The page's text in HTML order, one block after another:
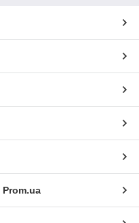
Prom.ua